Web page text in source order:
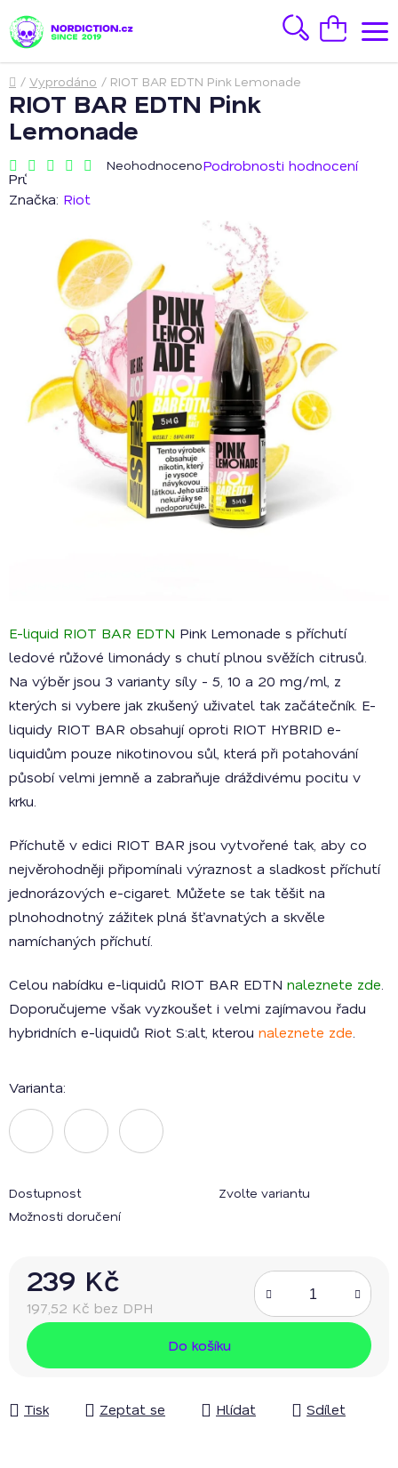
na
obsah
HledatNákupní
košík
Domů
/ Vyprodáno / RIOT BAR EDTN Pink Lemonade
E-liquid RIOT BAR EDTN Pink Lemonade s příchutí
ledové růžové limonády s chutí plnou svěžích citrusů.
Na výběr jsou 3 varianty síly - 5, 10 a 20 mg/ml, z
kterých si vybere jak zkušený uživatel tak začátečník. E-
liquidy RIOT BAR obsahují oproti RIOT HYBRID e-
liquidům pouze nikotinovou sůl, která při potahování
působí velmi jemně a zabraňuje dráždivému pocitu v
krku.
Příchutě v edici RIOT BAR jsou vytvořené tak, aby co
nejvěrohodněji připomínali výraznost a sladkost příchutí
jednorázových e-cigaret. Můžete se tak těšit na
plnohodnotný zážitek plná šťavnatých a skvěle
namíchaných příchutí.
Celou nabídku e-liquidů RIOT BAR EDTN naleznete zde
Doporučujeme však vyzkoušet i velmi zajímavou řadu
hybridních e-liquidů Riot S:alt, kterou naleznete zde
Varianta:
Dostupnost
Zvolte variantu
Možnosti doručení
239 Kč
197,52 Kč bez DPH
Měrná cena:
Do košíku
Tisk Zeptat se Hlídat Sdílet
RIOT BAR EDTN Pink
Lemonade
Průměrné
hodnocení
produktu
hvězdiček.
NeohodnocenoPodrobnosti hodnocení
Značka: Riot